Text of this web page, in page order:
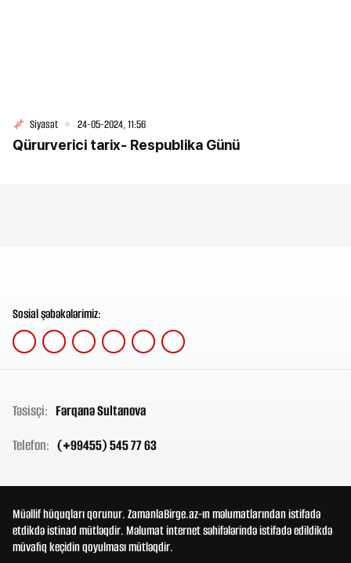
Siyasət 24-05-2024, 11:56
Qürurverici tarix- Respublika Günü
Sosial şəbəkələrimiz:
Təsisçi: Fərqanə Sultanova
Telefon: (+99455) 545 77 63
Müəllif hüquqları qorunur. ZamanlaBirge.az-ın məlumatlarından istifadə
etdikdə istinad mütləqdir. Məlumat internet səhifələrində istifadə edildikdə
müvafiq keçidin qoyulması mütləqdir.